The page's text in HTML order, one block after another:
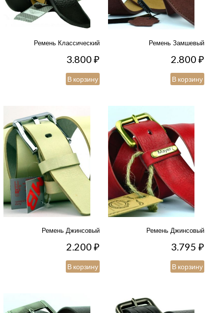
Ремень Классический
3.800₽
В корзину
Ремень Замшевый
2.800₽
В корзину
Ремень Джинсовый
2.200₽
В корзину
Ремень Джинсовый
3.795₽
В корзину